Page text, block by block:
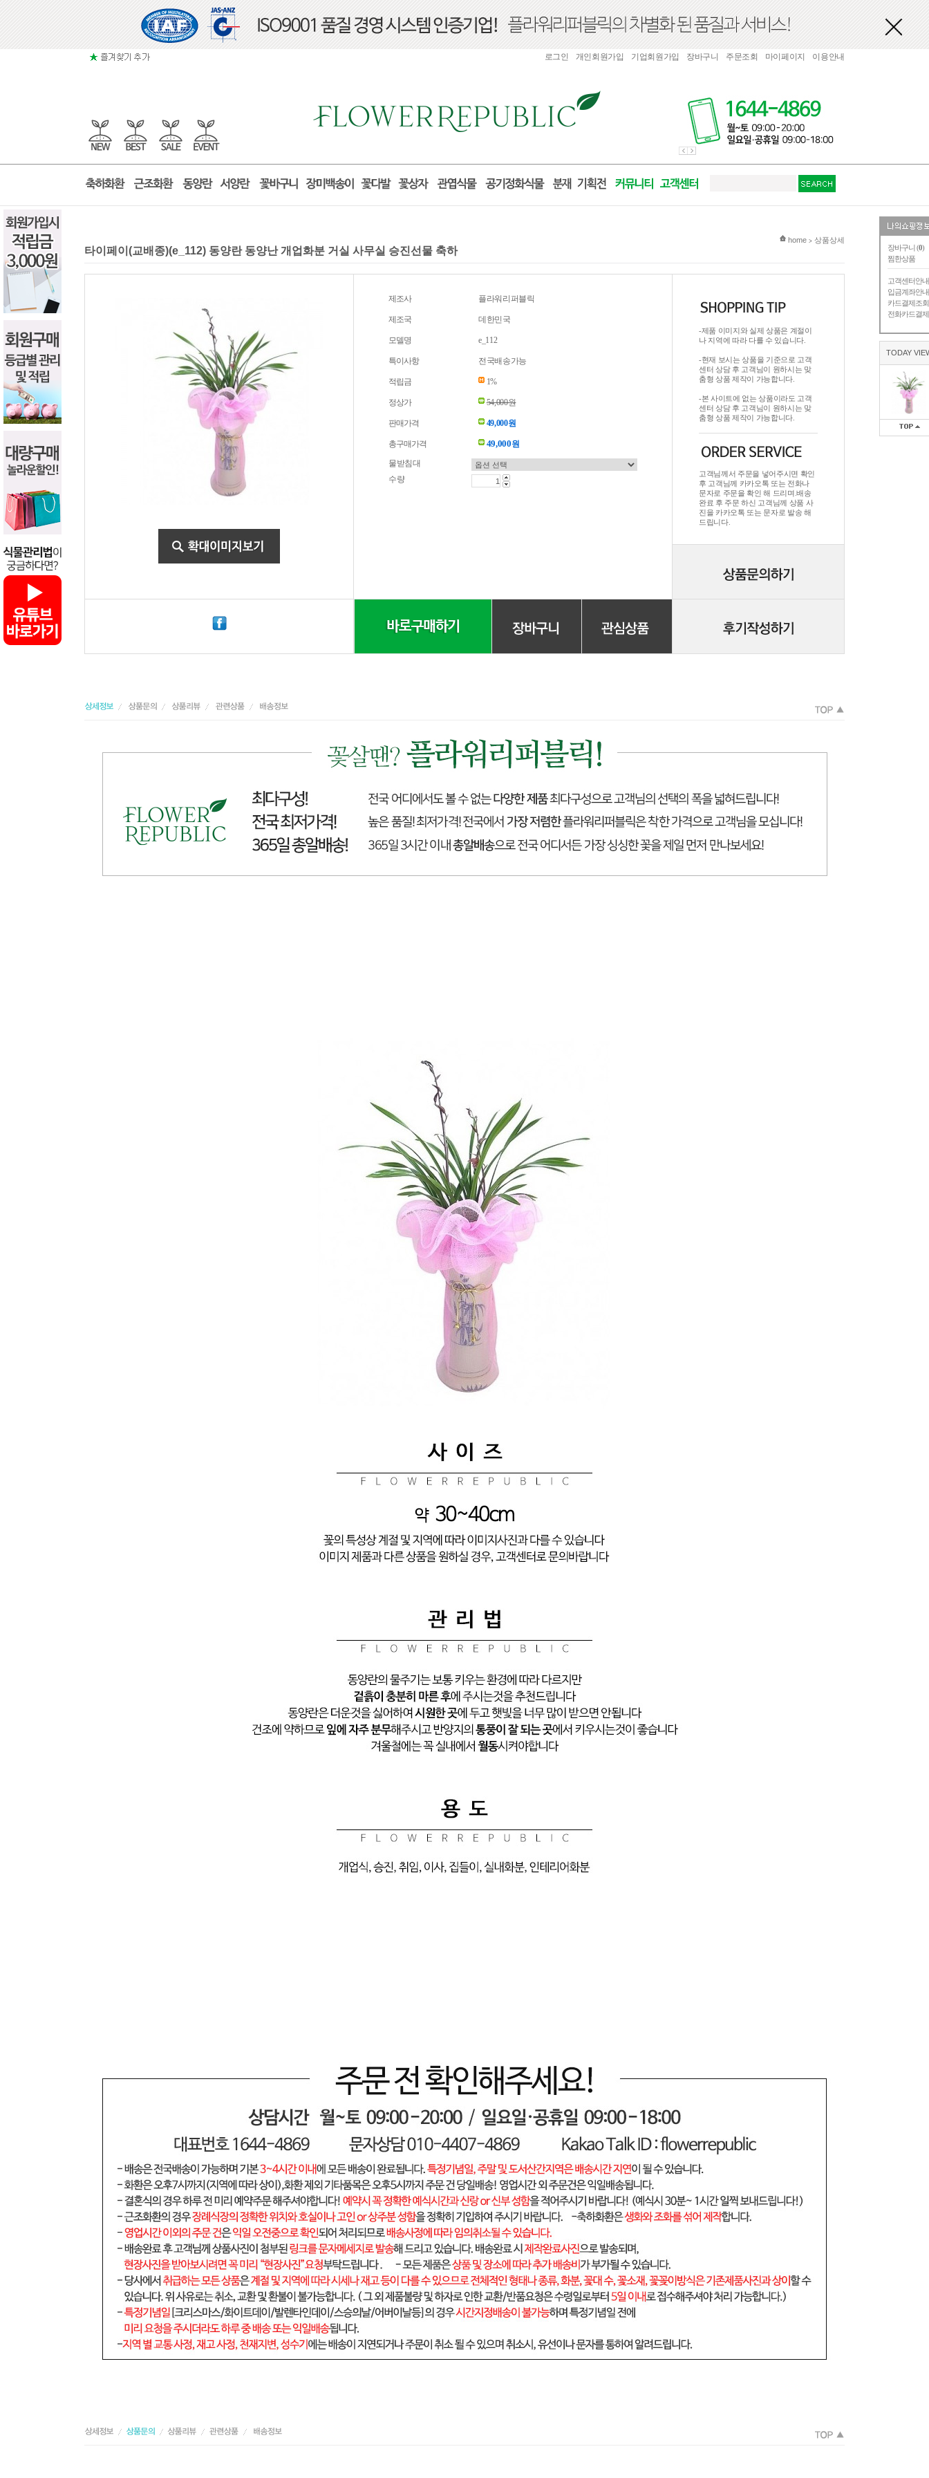
장바구니 (0)
찜한상품
고객센터안내
입금계좌안내
카드결제조회
전화카드결제
TODAY
로그인 개인회원가입 기업회원가입 장바구니 주문조회 마이페이지 이용안내
현재 위치
home > 상품상세
타이페이(교배종)(e_112) 동양란 동양난 개업화분 거실 사무실 승진선물 축하
제조사 플라워리퍼블릭
제조국 데한민국
모델명 e_112
특이사항 전국배송가능
적립금 1%
정상가 54,000원
판매가격 49,000원
총구매가격 49,000원
물받침대
수량
-제품 이미지와 실제 상품은 계절이
나 지역에 따라 다를 수 있습니다.
-현재 보시는 상품을 기준으로 고객
센터 상담 후 고객님이 원하시는 맞
춤형 상품 제작이 가능합니다.
-본 사이트에 없는 상품이라도 고객
센터 상담 후 고객님이 원하시는 맞
춤형 상품 제작이 가능합니다.
고객님께서 주문을 넣어주시면 확인
후 고객님께 카카오톡 또는 전화나
문자로 주문을 확인 해 드리며.배송
완료 후 주문 하신 고객님께 상품 사
진을 카카오톡 또는 문자로 발송 해
드립니다.